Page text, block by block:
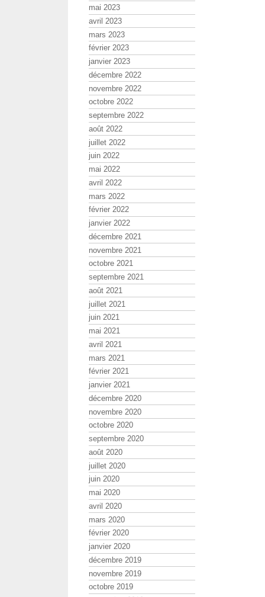
mai 2023
avril 2023
mars 2023
février 2023
janvier 2023
décembre 2022
novembre 2022
octobre 2022
septembre 2022
août 2022
juillet 2022
juin 2022
mai 2022
avril 2022
mars 2022
février 2022
janvier 2022
décembre 2021
novembre 2021
octobre 2021
septembre 2021
août 2021
juillet 2021
juin 2021
mai 2021
avril 2021
mars 2021
février 2021
janvier 2021
décembre 2020
novembre 2020
octobre 2020
septembre 2020
août 2020
juillet 2020
juin 2020
mai 2020
avril 2020
mars 2020
février 2020
janvier 2020
décembre 2019
novembre 2019
octobre 2019